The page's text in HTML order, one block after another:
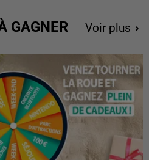
GAGNER Voir plus